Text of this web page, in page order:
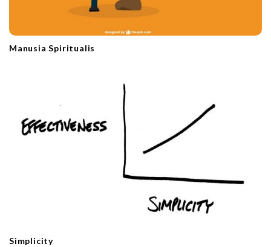
Manusia Spiritualis
Simplicity